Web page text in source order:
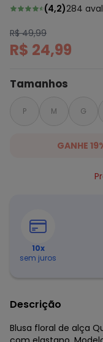
(4,2)284
R$ 49,99
R$ 24,99
Tamanhos
P M G
GANHE
QUINTESS19. Válido
10x
sem juros
Descrição
Blusa floral de alça